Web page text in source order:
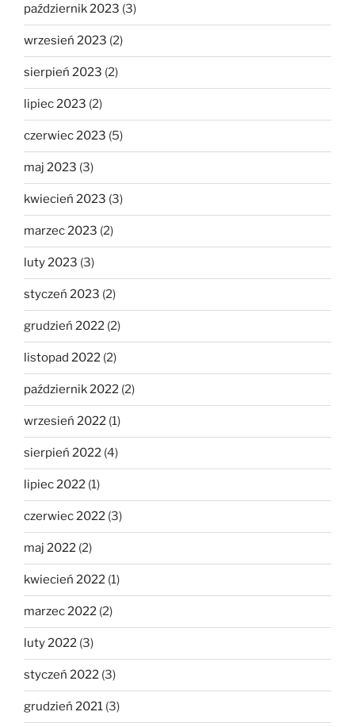
październik 2023 (3)
wrzesień 2023 (2)
sierpień 2023 (2)
lipiec 2023 (2)
czerwiec 2023 (5)
maj 2023 (3)
kwiecień 2023 (3)
marzec 2023 (2)
luty 2023 (3)
styczeń 2023 (2)
grudzień 2022 (2)
listopad 2022 (2)
październik 2022 (2)
wrzesień 2022 (1)
sierpień 2022 (4)
lipiec 2022 (1)
czerwiec 2022 (3)
maj 2022 (2)
kwiecień 2022 (1)
marzec 2022 (2)
luty 2022 (3)
styczeń 2022 (3)
grudzień 2021 (3)